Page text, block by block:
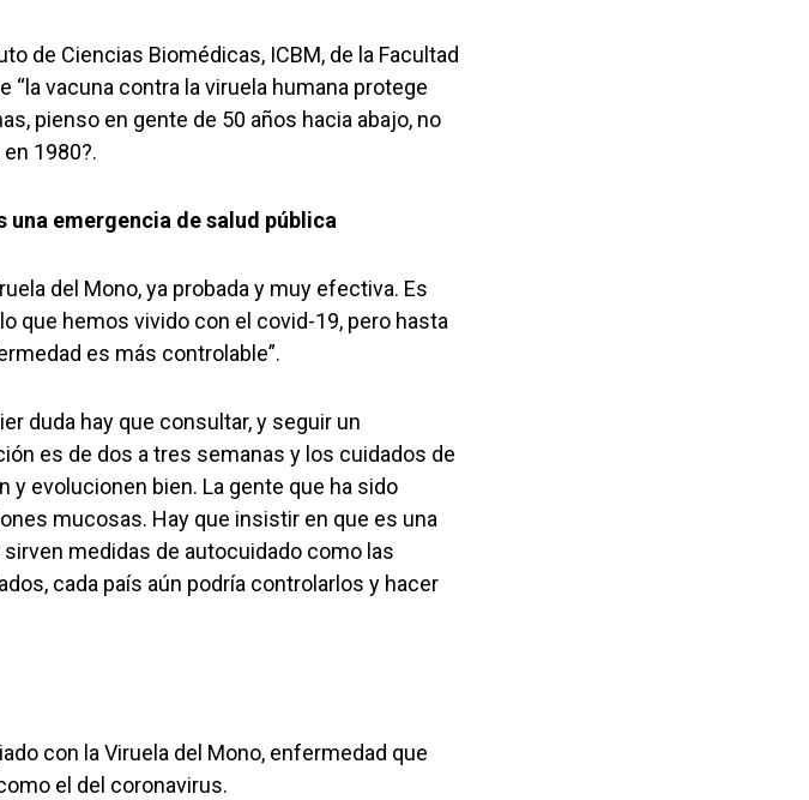
de Ciencias Biomédicas, ICBM, de la Facultad
“la vacuna contra la viruela humana protege
pienso en gente de 50 años hacia abajo, no
1980?.
emergencia de salud pública
del Mono, ya probada y muy efectiva. Es
que hemos vivido con el covid-19, pero hasta
es más controlable”.
duda hay que consultar, y seguir un
es de dos a tres semanas y los cuidados de
evolucionen bien. La gente que ha sido
mucosas. Hay que insistir en que es una
medidas de autocuidado como las
cada país aún podría controlarlos y hacer
con la Viruela del Mono, enfermedad que
el del coronavirus.